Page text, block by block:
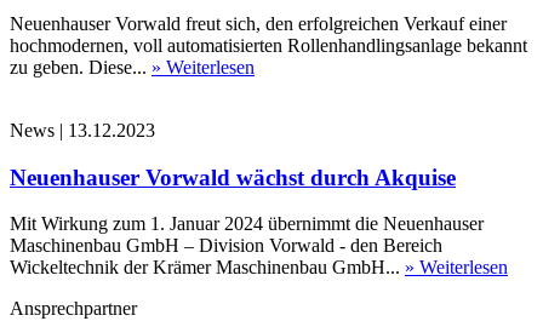
Neuenhauser Vorwald freut sich, den erfolgreichen Verkauf einer
hochmodernen, voll automatisierten Rollenhandlingsanlage bekannt
zu geben. Diese... » Weiterlesen
News | 13.12.2023
Neuenhauser Vorwald wächst durch Akquise
Mit Wirkung zum 1. Januar 2024 übernimmt die Neuenhauser
Maschinenbau GmbH – Division Vorwald - den Bereich
Wickeltechnik der Krämer Maschinenbau GmbH... » Weiterlesen
Ansprechpartner